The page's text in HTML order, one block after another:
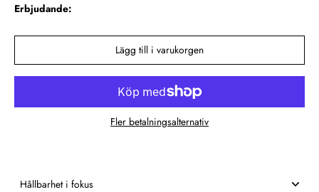
Erbjudande:
Lägg till i varukorgen
Fler betalningsalternativ
Hållbarhet i fokus